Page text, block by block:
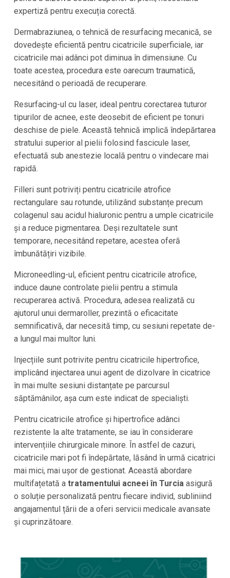
expertiză pentru execuția corectă.
Dermabraziunea, o tehnică de resurfacing mecanică, se
dovedește eficientă pentru cicatricile superficiale, iar
cicatricile mai adânci pot diminua în dimensiune. Cu
toate acestea, procedura este oarecum traumatică,
necesitând o perioadă de recuperare.
Resurfacing-ul cu laser, ideal pentru corectarea tuturor
tipurilor de acnee, este deosebit de eficient pe tonuri
deschise de piele. Această tehnică implică îndepărtarea
stratului superior al pielii folosind fascicule laser,
efectuată sub anestezie locală pentru o vindecare mai
rapidă.
Filleri sunt potriviți pentru cicatricile atrofice
rectangulare sau rotunde, utilizând substanțe precum
colagenul sau acidul hialuronic pentru a umple cicatricile
și a reduce pigmentarea. Deși rezultatele sunt
temporare, necesitând repetare, acestea oferă
îmbunătățiri vizibile.
Microneedling-ul, eficient pentru cicatricile atrofice,
induce daune controlate pielii pentru a stimula
recuperarea activă. Procedura, adesea realizată cu
ajutorul unui dermaroller, prezintă o eficacitate
semnificativă, dar necesită timp, cu sesiuni repetate de-
a lungul mai multor luni.
Injecțiile sunt potrivite pentru cicatricile hipertrofice,
implicând injectarea unui agent de dizolvare în cicatrice
în mai multe sesiuni distanțate pe parcursul
săptămânilor, așa cum este indicat de specialiști.
Pentru cicatricile atrofice și hipertrofice adânci
rezistente la alte tratamente, se iau în considerare
intervențiile chirurgicale minore. În astfel de cazuri,
cicatricile mari pot fi îndepărtate, lăsând în urmă cicatrici
mai mici, mai ușor de gestionat. Această abordare
multifațetată a tratamentului acneei în Turciaasigură
o soluție personalizată pentru fiecare individ, subliniind
angajamentul țării de a oferi servicii medicale avansate
și cuprinzătoare.